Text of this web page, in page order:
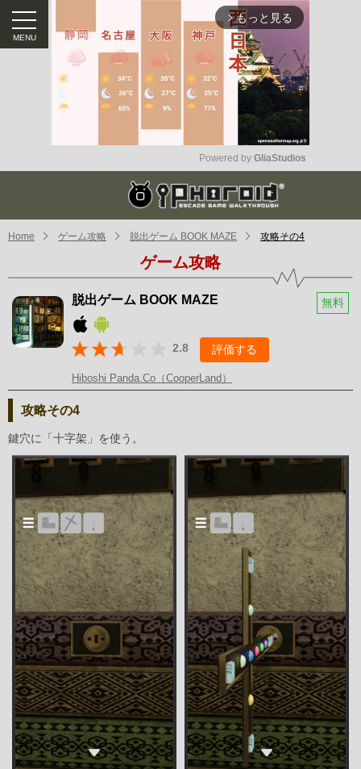
arrow_forward_ios もっと見る
Mute
Powered by GliaStudios
Home ゲーム攻略 脱出ゲーム BOOK MAZE 攻略その4
ゲーム攻略
脱出ゲーム BOOK MAZE 無料
2.8 評価する
Hiboshi Panda.Co（CooperLand）
攻略その4
鍵穴に「十字架」を使う。